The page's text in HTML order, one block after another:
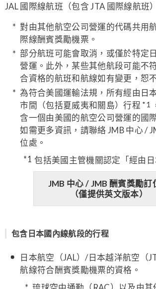
JAL 國際線航班（包含 JTA 國際線航班）
對由其他航空公司營運的代碼共用
際線酬賓獎勵機票。
部分航班可能會取消，或僅於特定
營運。此外，某些其他航段可能不
合資格的航班和航線如有變更，恕
為符合美國運輸法規，所有經由日
市間（包括夏威夷和關島）行程 *1
含一個由美國的航空公司營運的國
如需更多資訊，請聯絡 JMB 中心 /
位處。
包括美國主管機關認定「經由日
JMB 中心 / JMB 酬賓獎勵訂
（僅提供英文版本）
包含日本國內線航段的行程
日本航空（JAL）/日本越洋航空（
航線符合酬賓獎勵機票的資格。